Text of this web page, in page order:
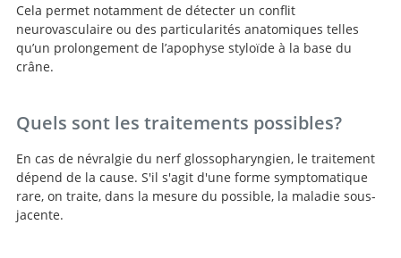
Cela permet notamment de détecter un conflit
neurovasculaire ou des particularités anatomiques telles
qu’un prolongement de l’apophyse styloïde à la base du
crâne.
Quels sont les traitements possibles?
En cas de névralgie du nerf glossopharyngien, le traitement
dépend de la cause. S'il s'agit d'une forme symptomatique
rare, on traite, dans la mesure du possible, la maladie sous-
jacente.